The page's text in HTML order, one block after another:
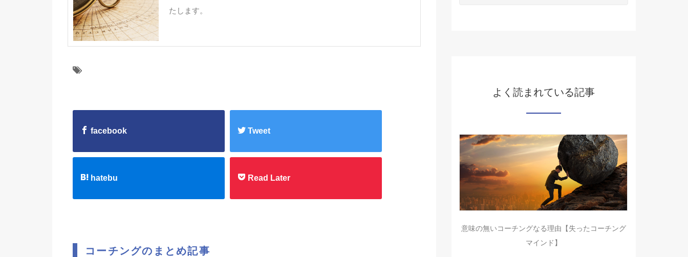
たします。
facebook Tweet
hatebu Read Later
コーチングのまとめ記事
よく読まれている記事
意味の無いコーチングなる理由【失ったコーチング
マインド】